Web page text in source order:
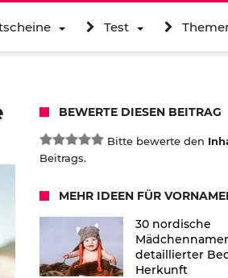
Test
BEWERTE DIESEN BEITRAG
Bitte bewerte den
Beitrags.
MEHR IDEEN FÜR
30 nordische
detaillierter
Herkunft